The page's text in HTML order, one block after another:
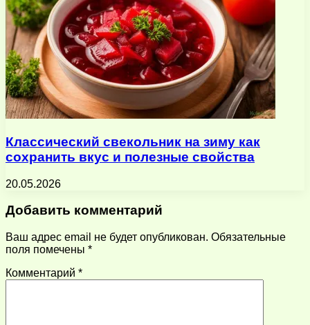
Классический свекольник на зиму как
сохранить вкус и полезные свойства
20.05.2026
Добавить комментарий
Ваш адрес email не будет опубликован. Обязательные
поля помечены *
Комментарий *